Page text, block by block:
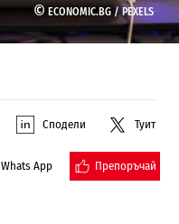
© ECONOMIC.BG /PEXELS
Сподели Туит
Whats App Препоръчай